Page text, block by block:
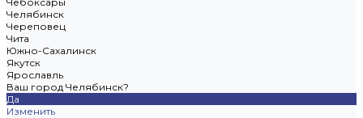
Челябинск
Череповец
Чита
Южно-Сахалинск
Якутск
Ярославль
Ваш город Челябинск?
Да
Изменить